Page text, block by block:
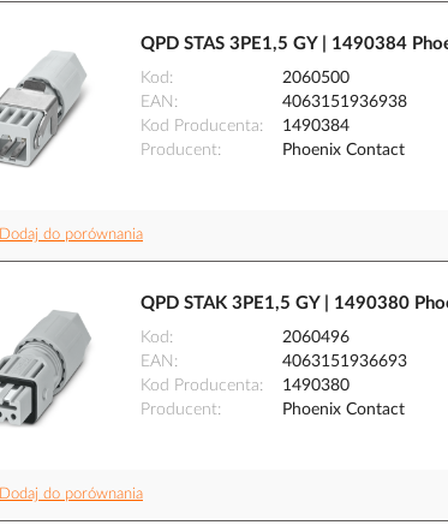
QPD STAS 3PE1,5 GY | 1490384
Kod
2060500
EAN
4063151936938
Kod Producenta
1490384
Producent
Phoenix Contact
Dodaj do porównania
QPD STAK 3PE1,5 GY | 1490380
Kod
2060496
EAN
4063151936693
Kod Producenta
1490380
Producent
Phoenix Contact
Dodaj do porównania